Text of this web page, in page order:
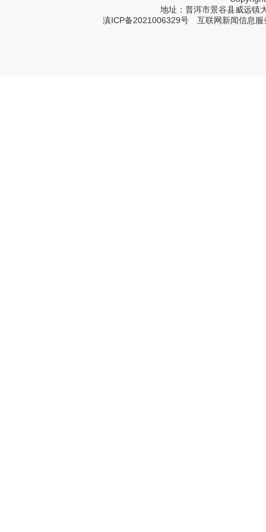
地址：普洱市景谷县威远
滇ICP备2021006329号 互联网新闻信息服